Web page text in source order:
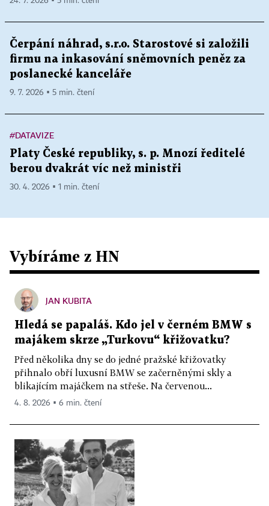
Čerpání náhrad, s.r.o. Starostové si založili
firmu na inkasování sněmovních peněz za
poslanecké kanceláře
9. 7. 2026 ▪ 5 min. čtení
#DATAVIZE
Platy České republiky, s. p. Mnozí ředitelé
berou dvakrát víc než ministři
30. 4. 2026 ▪ 1 min. čtení
Vybíráme z HN
JAN KUBITA
Hledá se papaláš. Kdo jel v černém BMW s
majákem skrze „Turkovu“ křižovatku?
Před několika dny se do jedné pražské křižovatky
přihnalo obří luxusní BMW se začerněnými skly a
blikajícím majáčkem na střeše. Na červenou...
4. 8. 2026 ▪ 6 min. čtení